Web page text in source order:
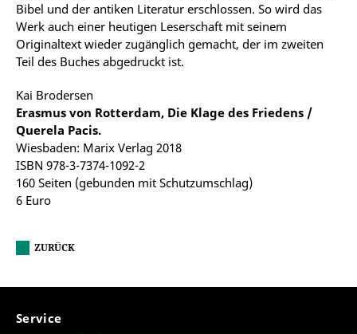
Bibel und der antiken Literatur erschlossen. So wird das
Werk auch einer heutigen Leserschaft mit seinem
Originaltext wieder zugänglich gemacht, der im zweiten
Teil des Buches abgedruckt ist.
Kai Brodersen
Erasmus von Rotterdam, Die Klage des Friedens /
Querela Pacis.
Wiesbaden: Marix Verlag 2018
ISBN 978-3-7374-1092-2
160 Seiten (gebunden mit Schutzumschlag)
6 Euro
ZURÜCK
Service